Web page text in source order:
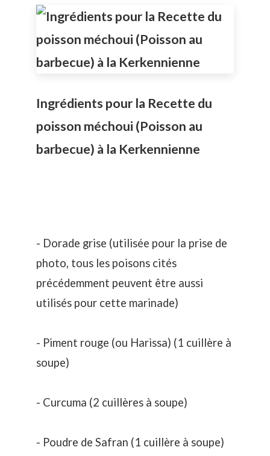
Ingrédients pour la Recette du
poisson méchoui (Poisson au
barbecue) à la Kerkennienne
- Dorade grise (utilisée pour la prise de
photo, tous les poisons cités
précédemment peuvent être aussi
utilisés pour cette marinade)
- Piment rouge (ou Harissa) (1 cuillère à
soupe)
- Curcuma (2 cuillères à soupe)
- Poudre de Safran (1 cuillère à soupe)